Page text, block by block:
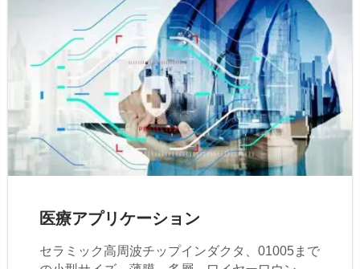
医療アプリケーション
セラミック高周波チップインダクタ、01005まで